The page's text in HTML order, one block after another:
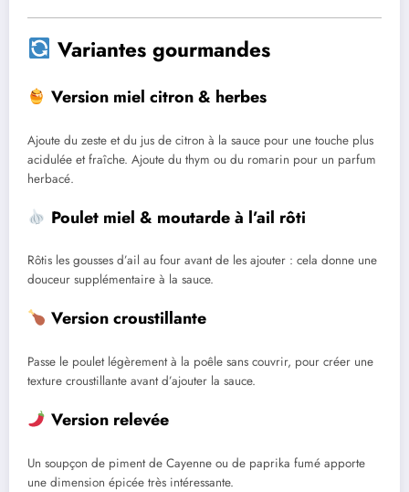
Variantes gourmandes
Version miel citron & herbes
Ajoute du zeste et du jus de citron à la sauce pour une touche plus
acidulée et fraîche. Ajoute du thym ou du romarin pour un parfum
herbacé.
Poulet miel & moutarde à l’ail rôti
Rôtis les gousses d’ail au four avant de les ajouter : cela donne une
douceur supplémentaire à la sauce.
Version croustillante
Passe le poulet légèrement à la poêle sans couvrir, pour créer une
texture croustillante avant d’ajouter la sauce.
Version relevée
Un soupçon de piment de Cayenne ou de paprika fumé apporte
une dimension épicée très intéressante.